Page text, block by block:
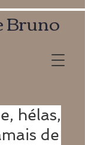
Bruno
hélas,
de